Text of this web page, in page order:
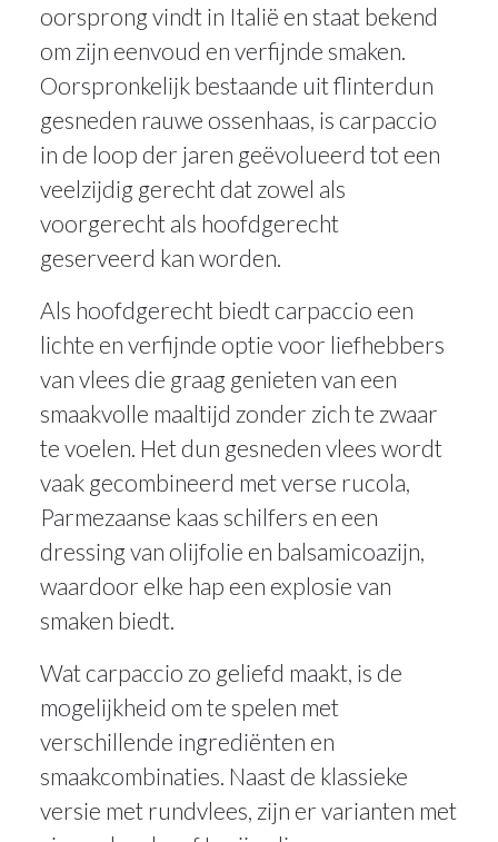
oorsprong vindt in Italië en staat bekend
om zijn eenvoud en verfijnde smaken.
Oorspronkelijk bestaande uit flinterdun
gesneden rauwe ossenhaas, is carpaccio
in de loop der jaren geëvolueerd tot een
veelzijdig gerecht dat zowel als
voorgerecht als hoofdgerecht
geserveerd kan worden.
Als hoofdgerecht biedt carpaccio een
lichte en verfijnde optie voor liefhebbers
van vlees die graag genieten van een
smaakvolle maaltijd zonder zich te zwaar
te voelen. Het dun gesneden vlees wordt
vaak gecombineerd met verse rucola,
Parmezaanse kaas schilfers en een
dressing van olijfolie en balsamicoazijn,
waardoor elke hap een explosie van
smaken biedt.
Wat carpaccio zo geliefd maakt, is de
mogelijkheid om te spelen met
verschillende ingrediënten en
smaakcombinaties. Naast de klassieke
versie met rundvlees, zijn er varianten met